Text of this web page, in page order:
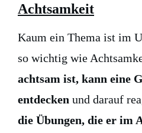
Achtsamkeit
Kaum ein Thema ist im
so wichtig wie
achtsam ist, kann eine
entdecken und darauf
die Übungen, die er im